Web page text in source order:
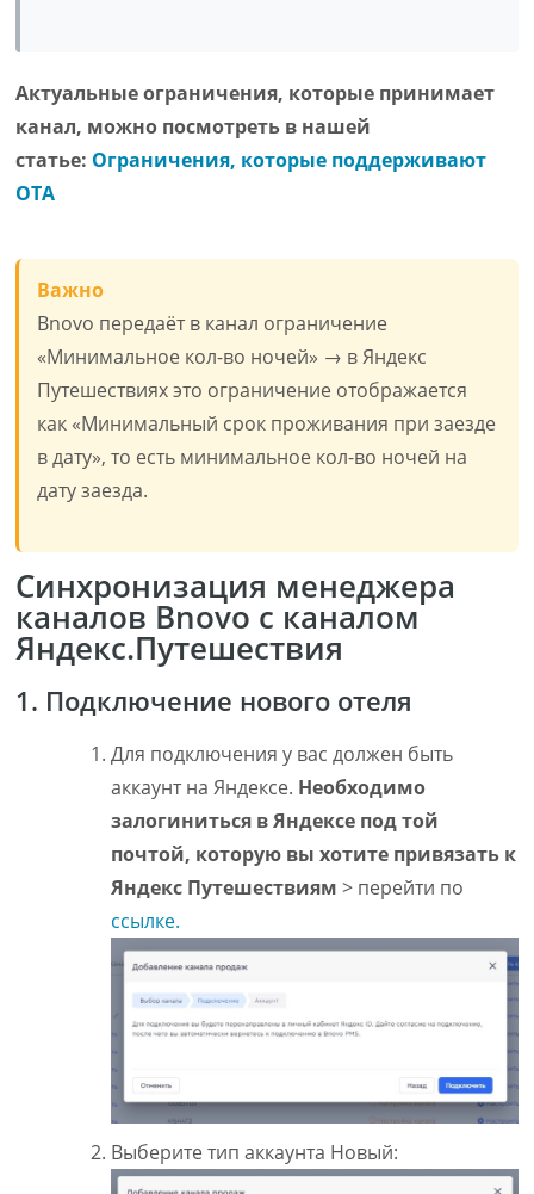
Актуальные ограничения, которые принимает
канал, можно посмотреть в нашей
статье: Ограничения, которые поддерживают
ОТА
Важно
Bnovo передаёт в канал ограничение
«Минимальное кол-во ночей» → в Яндекс
Путешествиях это ограничение отображается
как «Минимальный срок проживания при заезде
в дату», то есть минимальное кол-во ночей на
дату заезда.
Синхронизация менеджера
каналов Bnovo с каналом
Яндекс.Путешествия
1. Подключение нового отеля
Для подключения у вас должен быть
аккаунт на Яндексе. Необходимо
залогиниться в Яндексе под той
почтой, которую вы хотите привязать к
Яндекс Путешествиям > перейти по
ссылке.
Выберите тип аккаунта Новый: